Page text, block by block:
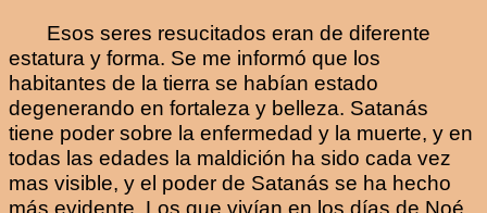
Esos seres resucitados eran de diferente
estatura y forma. Se me informó que los
habitantes de la tierra se habían estado
degenerando en fortaleza y belleza. Satanás
tiene poder sobre la enfermedad y la muerte, y en
todas las edades la maldición ha sido cada vez
mas visible, y el poder de Satanás se ha hecho
más evidente. Los que vivían en los días de Noé